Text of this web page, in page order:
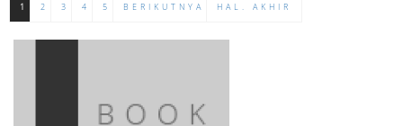
1 2 3 4 5 BERIKUTNYA HAL. AKHIR